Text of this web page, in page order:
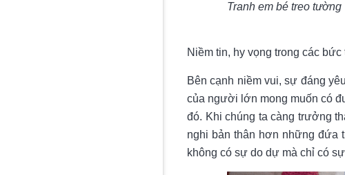
Tranh em bé treo tường
Niềm tin, hy vọng trong các
Bên cạnh niềm vui, sự đáng
của người lớn mong muốn có
đó. Khi chúng ta càng trưởng
nghi bản thân hơn những đứa
không có sự do dự mà chỉ có